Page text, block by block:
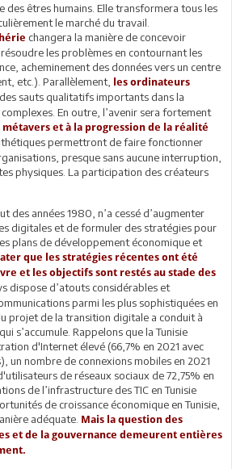
des êtres humains. Elle transformera tous les
le marché du travail.
changera la manière de concevoir
les problèmes en contournant les
acheminement des données vers un centre
etc.). Parallèlement,
les ordinateurs
sauts qualitatifs importants dans la
En outre, l’avenir sera fortement
métavers et à la progression de la réalité
permettront de faire fonctionner
presque sans aucune interruption,
physiques. La participation des créateurs
des années 1980, n’a cessé d’augmenter
digitales et de formuler des stratégies pour
plans de développement économique et
que les stratégies récentes ont été
et les objectifs sont restés au stade des
dispose d’atouts considérables et
parmi les plus sophistiquées en
projet de la transition digitale a conduit à
s’accumule. Rappelons que la Tunisie
d'Internet élevé (66,7% en 2021 avec
un nombre de connexions mobiles en 2021
de réseaux sociaux de 72,75% en
de l’infrastructure des TIC en Tunisie
de croissance économique en Tunisie,
adéquate. Mais la question des
et de la gouvernance demeurent entières